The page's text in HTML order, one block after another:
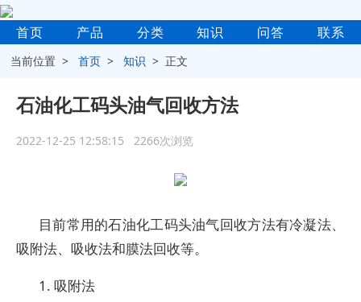
首页 产品 分类 知识 问答 联系
当前位置 >首页 >知识 > 正文
石油化工码头油气回收方法
2022-12-25 12:58:15 2266次浏览
目前常用的石油化工码头油气回收方法有冷凝法、
吸附法、吸收法和膜法回收等。
1. 吸附法